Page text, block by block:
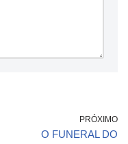
PRÓXIMO
O FUNERAL DO